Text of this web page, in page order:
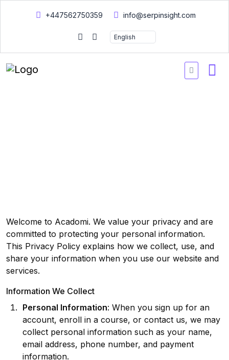
+447562750359 info@serpinsight.com
Welcome to Acadomi. We value your privacy and are
committed to protecting your personal information.
This Privacy Policy explains how we collect, use, and
share your information when you use our website and
services.
Information We Collect
Personal Information: When you sign up for an
account, enroll in a course, or contact us, we may
collect personal information such as your name,
email address, phone number, and payment
information.